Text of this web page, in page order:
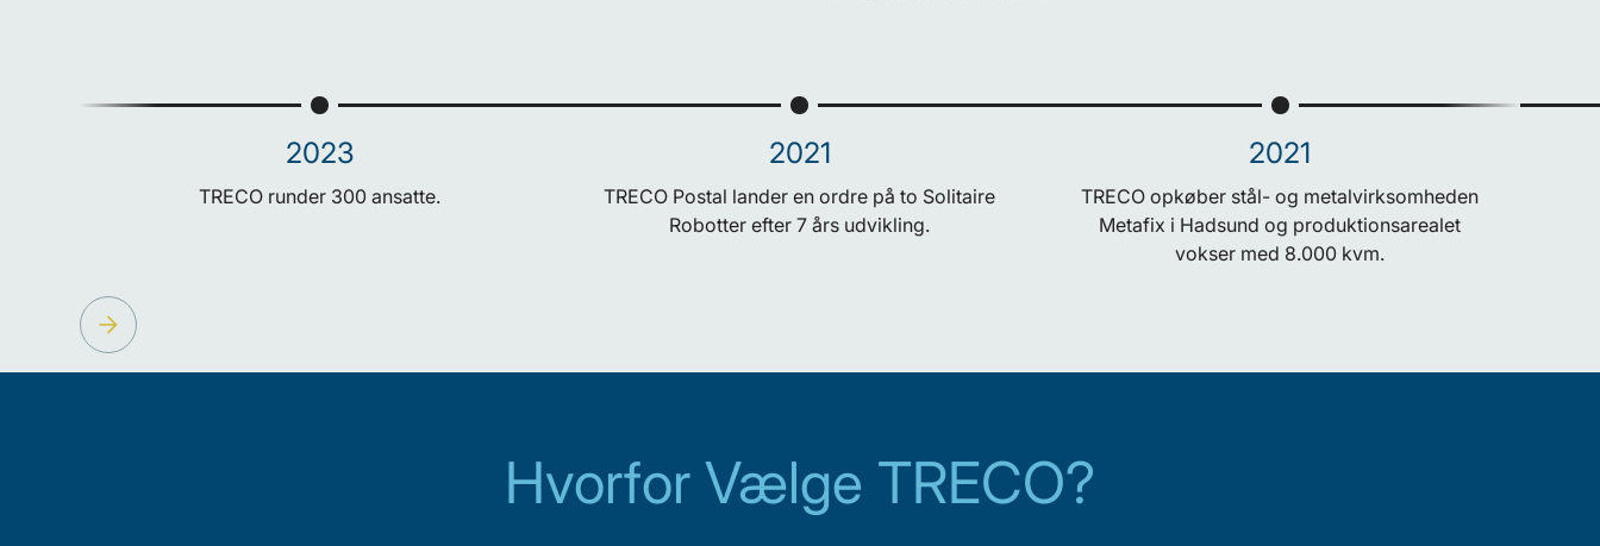
2023
TRECO runder 300 ansatte.
2021
TRECO Postal lander en ordre på to Solitaire
Robotter efter 7 års udvikling.
2021
TRECO opkøber stål- og metalvirksomheden
Metafix i Hadsund og produktionsarealet
vokser med 8.000 kvm.
Hvorfor Vælge TRECO?